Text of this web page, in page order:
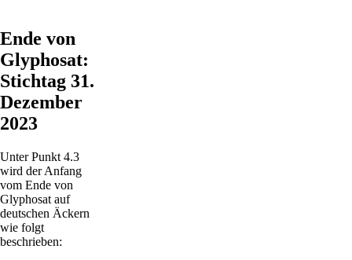
Ende von
Glyphosat:
Stichtag 31.
Dezember
2023
Unter Punkt 4.3
wird der Anfang
vom Ende von
Glyphosat auf
deutschen Äckern
wie folgt
beschrieben: